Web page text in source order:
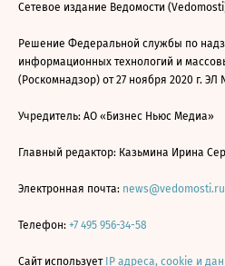
Сетевое издание Ведомости
Решение Федеральной службы по
информационных технологий и
(Роскомнадзор) от 27 ноября 2020 г. ЭЛ
Учредитель: АО «Бизнес Ньюс Медиа»
Главный редактор: Казьмина Ирина
Электронная почта: news@vedomosti.ru
Телефон: +7 495 956-34-58
Сайт использует IP адреса, cookie и